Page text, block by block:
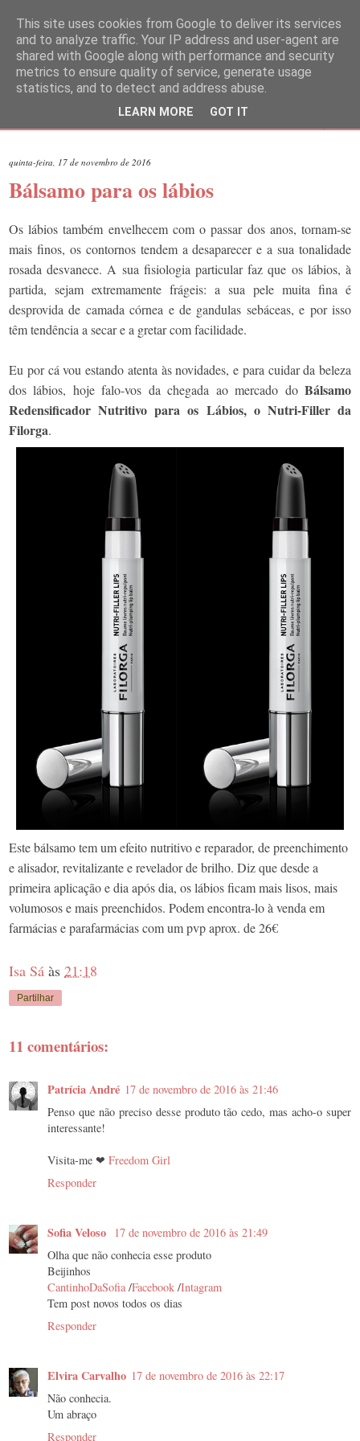
quinta-feira, 17 de novembro de 2016
Bálsamo para os lábios
Os lábios também envelhecem com o passar dos anos, tornam-se
mais finos, os contornos tendem a desaparecer e a sua tonalidade
rosada desvanece. A sua fisiologia particular faz que os lábios, à
partida, sejam extremamente frágeis: a sua pele muita fina é
desprovida de camada córnea e de gandulas sebáceas, e por isso
têm tendência a secar e a gretar com facilidade.
Eu por cá vou estando atenta às novidades, e para cuidar da beleza
dos lábios, hoje falo-vos da chegada ao mercado do Bálsamo
Redensificador Nutritivo para os Lábios, o Nutri-Filler da
Filorga.
Este bálsamo tem um efeito nutritivo e reparador, de preenchimento
e alisador, revitalizante e revelador de brilho. Diz que desde a
primeira aplicação e dia após dia, os lábios ficam mais lisos, mais
volumosos e mais preenchidos. Podem encontra-lo à venda em
farmácias e parafarmácias com um pvp aprox. de 26€
Isa Sá às 21:18
Partilhar
11 comentários:
Patrícia André 17 de novembro de 2016 às 21:46
Penso que não preciso desse produto tão cedo, mas acho-o super
interessante!
Visita-me ❤ Freedom Girl
Responder
Sofia Veloso
17 de novembro de 2016 às 21:49
Olha que não conhecia esse produto
Beijinhos
CantinhoDaSofia /Facebook /Intagram
Tem post novos todos os dias
Responder
Elvira Carvalho 17 de novembro de 2016 às 22:17
Não conhecia.
Um abraço
Responder
This site uses cookies from Google to deliver its services
and to analyze traffic. Your IP address and user-agent are
shared with Google along with performance and security
metrics to ensure quality of service, generate usage
statistics, and to detect and address abuse.
LEARN MORE GOT IT